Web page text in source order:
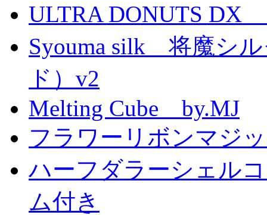
ULTRA DONUTS DX
Syouma silk 将魔シ
ド）v2
Melting Cube by.MJ
フラワーリボンマジ
ハーフダラーシェル
ム付き